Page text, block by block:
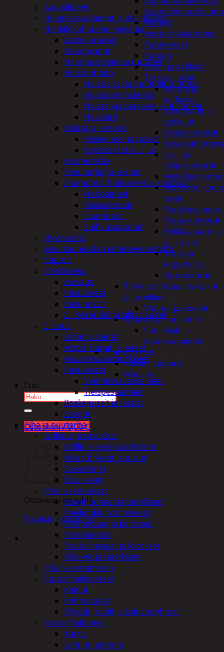
Mittarit
Mutterinvääntimet
Porakoneet
Ruiskut
Sahat ja sirkkelit
Terät ja laikat
Hionta ja
katkaisu
Kierretapit ja
työkalut
Kiviporanterät
Kuviosahanterä
Lasi- ja
tiiliporanterät
terät
Puuporanterät
ja istukat
Teräs ja
kuppiharjat
Upotusterät
Telineet, tikkaat, työtasot
ja tarvikkeet
Vaunut ja pöydät
Työasut ja suojaimet
Suojalasit ja
kuulosuojaimet
Elintarvikkeet
Keksit ja piparit
Mausteet
Etsi:
Ostoskori /0,00€
Ostoskori
Ostoskori on tyhjä.
Takaisin kauppaan
Apuvälineet
Hengityssuojaimet ja desinfiointi
Henkilökohtainen hygienia
Aurinkorasvat
Deodorantit
Hammashygienia tuotteet
Hiustenhoito
Hiusharjat ja muotoilutuotteet
Hiuspinnit ja lenkit
Hiusten ja parranleikkuukoneet
Hiusvärit
Käsi ja jalkahoito
Käsivoiteet ja rasvat
Kynsisakset ja viilat
Kosmetiikka
Pesuharjat ja -sienet
Shampoot, hoitaineet ja saippuat
Hoitoaineet
Käsisaippuat
Shampoot
Suihkusaippuat
Hyvinvointi
Muu kauneuden ja terveydenhoito
Paperit
Pyykinpesu
Kuivaus
Pesuaineet
Pesupussit
Silitysraudat ja silityslaudat
Siivous
Liinat ja sienet
Mopit, harjat ja varret
Muut siivoustarvikkeet
Pesuaineet
Viemärinavausaineet
Yleispesuaineet
Roskapussit ja -astiat
Sangot
Piha ja puutarha
Grillaus ja savustus
Grillit ja rengaspolttimet
Hiilet, briketit ja purut
Savustimet
Tarvikkeet
Piharakennukset
Kasvihuoneet ja tarvikkeet
Paviljonkit ja tarvikkeet
Pihapatsaat ja koristeet
Postilaatikot
Puutarhavajat ja katokset
Ulko-wc ja tarvikkeet
Piharakentaminen
Puutarhakalusteet
Keinut
Pehmusteet
Pöydät, tuolit ja kalusteryhmät
Puutarhakoneet
Kärryt
Lehtipuhaltimet